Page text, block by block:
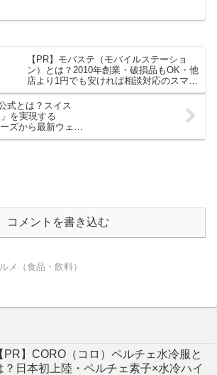
【PR】モバステ（モバイルステーショ
ン）とは？2010年創業・破損品もOK・他
店より1円でも安ければ相談対応のスマ
ホ・iPhone高価買取専門店を徹底解説！
式とは？スイス
を実現する
ズから最新ウェア
コメントを書き込む
メ（食品・飲料）
PR】CORO（コロ）ペルチェ水冷服と
？日本初上陸・ペルチェ素子×水冷ハイ